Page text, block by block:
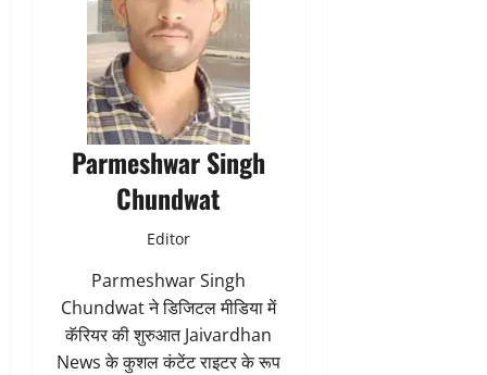
Parmeshwar Singh
Chundwat
Editor
Parmeshwar Singh
Chundwat ने डिजिटल मीडिया में
कॅरियर की शुरुआत Jaivardhan
News के कुशल कंटेंट राइटर के रूप